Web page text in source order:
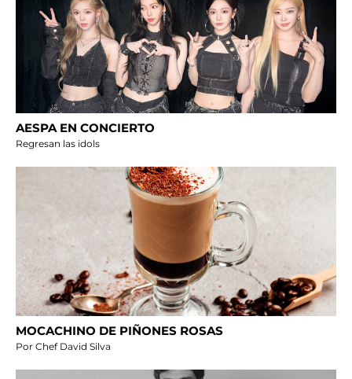
AESPA EN CONCIERTO
Regresan las idols
MOCACHINO DE PIÑONES ROSAS
Por Chef David Silva